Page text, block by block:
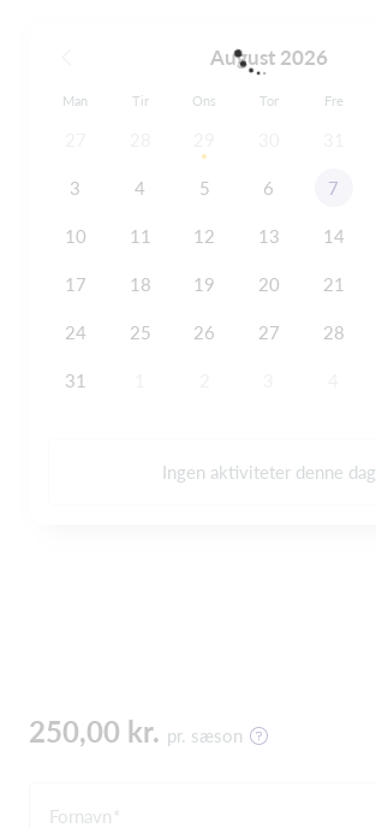
August 2026
Man Tir Ons Tor Fre
3 4 5 6 7
10 11 12 13 14
17 18 19 20 21
24 25 26 27 28
31
Ingen aktiviteter denne dag
250,00 kr. pr. sæson
Fornavn